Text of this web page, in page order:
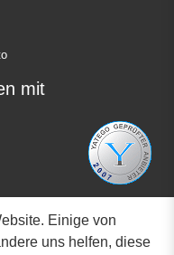
mit
Einige von
uns helfen, diese